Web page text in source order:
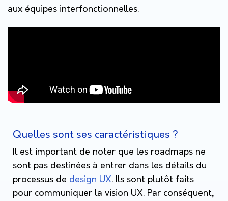
aux équipes interfonctionnelles.
Quelles sont ses caractéristiques ?
Il est important de noter que les roadmaps ne
sont pas destinées à entrer dans les détails du
processus de design UX. Ils sont plutôt faits
pour communiquer la vision UX. Par conséquent,